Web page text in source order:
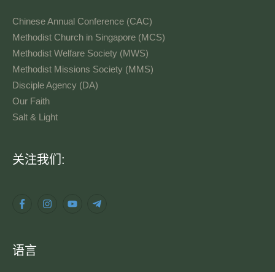
Chinese Annual Conference (CAC)
Methodist Church in Singapore (MCS)
Methodist Welfare Society (MWS)
Methodist Missions Society (MMS)
Disciple Agency (DA)
Our Faith
Salt & Light
关注我们:
语言
语